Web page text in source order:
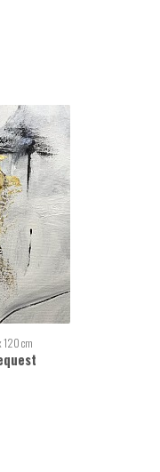
120 cm